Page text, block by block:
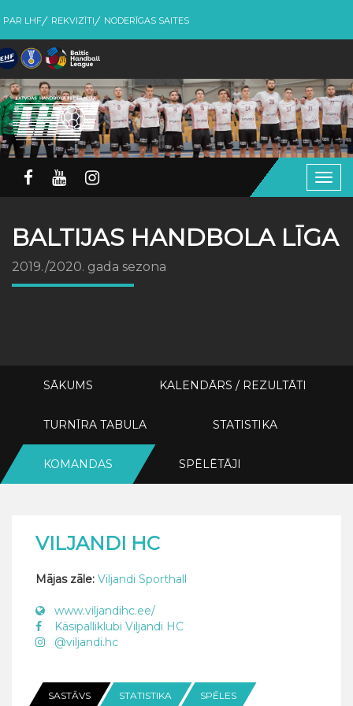
PAR LHF REKVIZĪTI NODERĪGAS SAITES
BALTIJAS HANDBOLA LĪGA
2019./2020. gada sezona
SĀKUMS KALENDĀRS / REZULTĀTI
TURNĪRA TABULA STATISTIKA
KOMANDAS SPĒLĒTĀJI
VILJANDI HC
Mājas zāle: Viljandi Sporthall
www.viljandihc.ee/
Käsipalliklubi Viljandi HC
@viljandi.hc
SASTĀVS STATISTIKA SPĒLES